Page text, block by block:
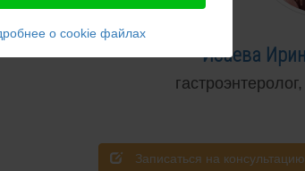
Исаева
Записаться на консультацию
о cookie файлах